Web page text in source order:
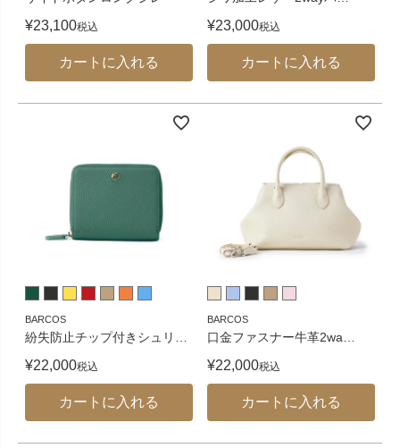
¥23,100税込
カートに入れる
¥23,000税込
カートに入れる
BARCOS
紛失防止チップ付きシュリ
¥22,000税込
カートに入れる
BARCOS
口金ファスナー牛革2wa
¥22,000税込
カートに入れる